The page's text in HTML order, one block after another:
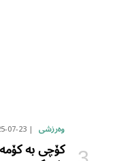
وەرزشی 07-23
کۆچی بە